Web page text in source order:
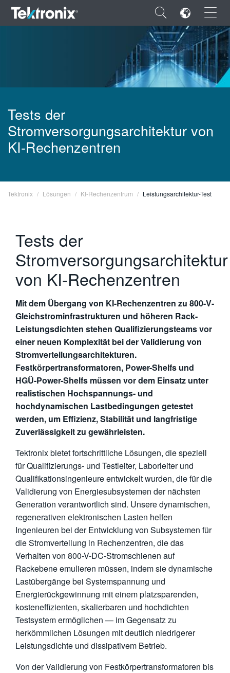
×
FRANÇAIS
DEUTSCH
简体中文
繁體中文
Tests der
Stromversorgungsarchitektur von
KI-Rechenzentren
Tektronix Lösungen KI-Rechenzentrum Leistungsarchitektur-Test
Tests der
Stromversorgungsarchitektur
von KI-Rechenzentren
Mit dem Übergang von KI-Rechenzentren zu 800-V-
Gleichstrominfrastrukturen und höheren Rack-
Leistungsdichten stehen Qualifizierungsteams vor
einer neuen Komplexität bei der Validierung von
Stromverteilungsarchitekturen.
Festkörpertransformatoren, Power-Shelfs und
HGÜ-Power-Shelfs müssen vor dem Einsatz unter
realistischen Hochspannungs- und
hochdynamischen Lastbedingungen getestet
werden, um Effizienz, Stabilität und langfristige
Zuverlässigkeit zu gewährleisten.
Tektronix bietet fortschrittliche Lösungen, die speziell
für Qualifizierungs- und Testleiter, Laborleiter und
Qualifikationsingenieure entwickelt wurden, die für die
Validierung von Energiesubsystemen der nächsten
Generation verantwortlich sind. Unsere dynamischen,
regenerativen elektronischen Lasten helfen
Ingenieuren bei der Entwicklung von Subsystemen für
die Stromverteilung in Rechenzentren, die das
Verhalten von 800-V-DC-Stromschienen auf
Rackebene emulieren müssen, indem sie dynamische
Lastübergänge bei Systemspannung und
Energierückgewinnung mit einem platzsparenden,
kosteneffizienten, skalierbaren und hochdichten
Testsystem ermöglichen — im Gegensatz zu
herkömmlichen Lösungen mit deutlich niedrigerer
Leistungsdichte und dissipativem Betrieb.
Von der Validierung von Festkörpertransformatoren bis